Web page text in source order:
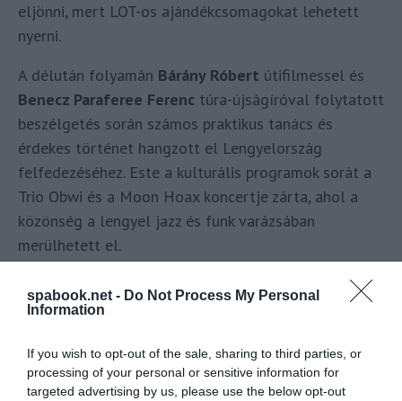
spabook.net - Do Not Process My Personal
Information
If you wish to opt-out of the sale, sharing to third parties, or
processing of your personal or sensitive information for
targeted advertising by us, please use the below opt-out
eljönni, mert LOT-os ajándékcsomagokat lehetett
nyerni.
A délután folyamán Bárány Róbert útifilmessel és
Benecz Paraferee Ferenc túra-újságíróval folytatott
beszélgetés során számos praktikus tanács és
érdekes történet hangzott el Lengyelország
felfedezéséhez. Este a kulturális programok sorát a
Trio Obwi és a Moon Hoax koncertje zárta, ahol a
közönség a lengyel jazz és funk varázsában
merülhetett el.